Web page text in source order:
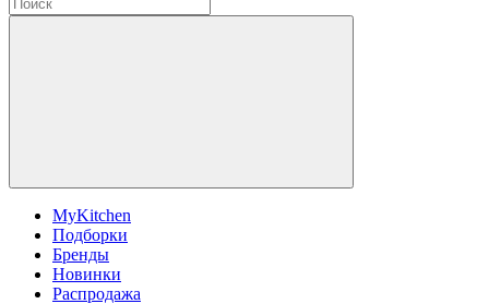
MyKitchen
Подборки
Бренды
Новинки
Распродажа